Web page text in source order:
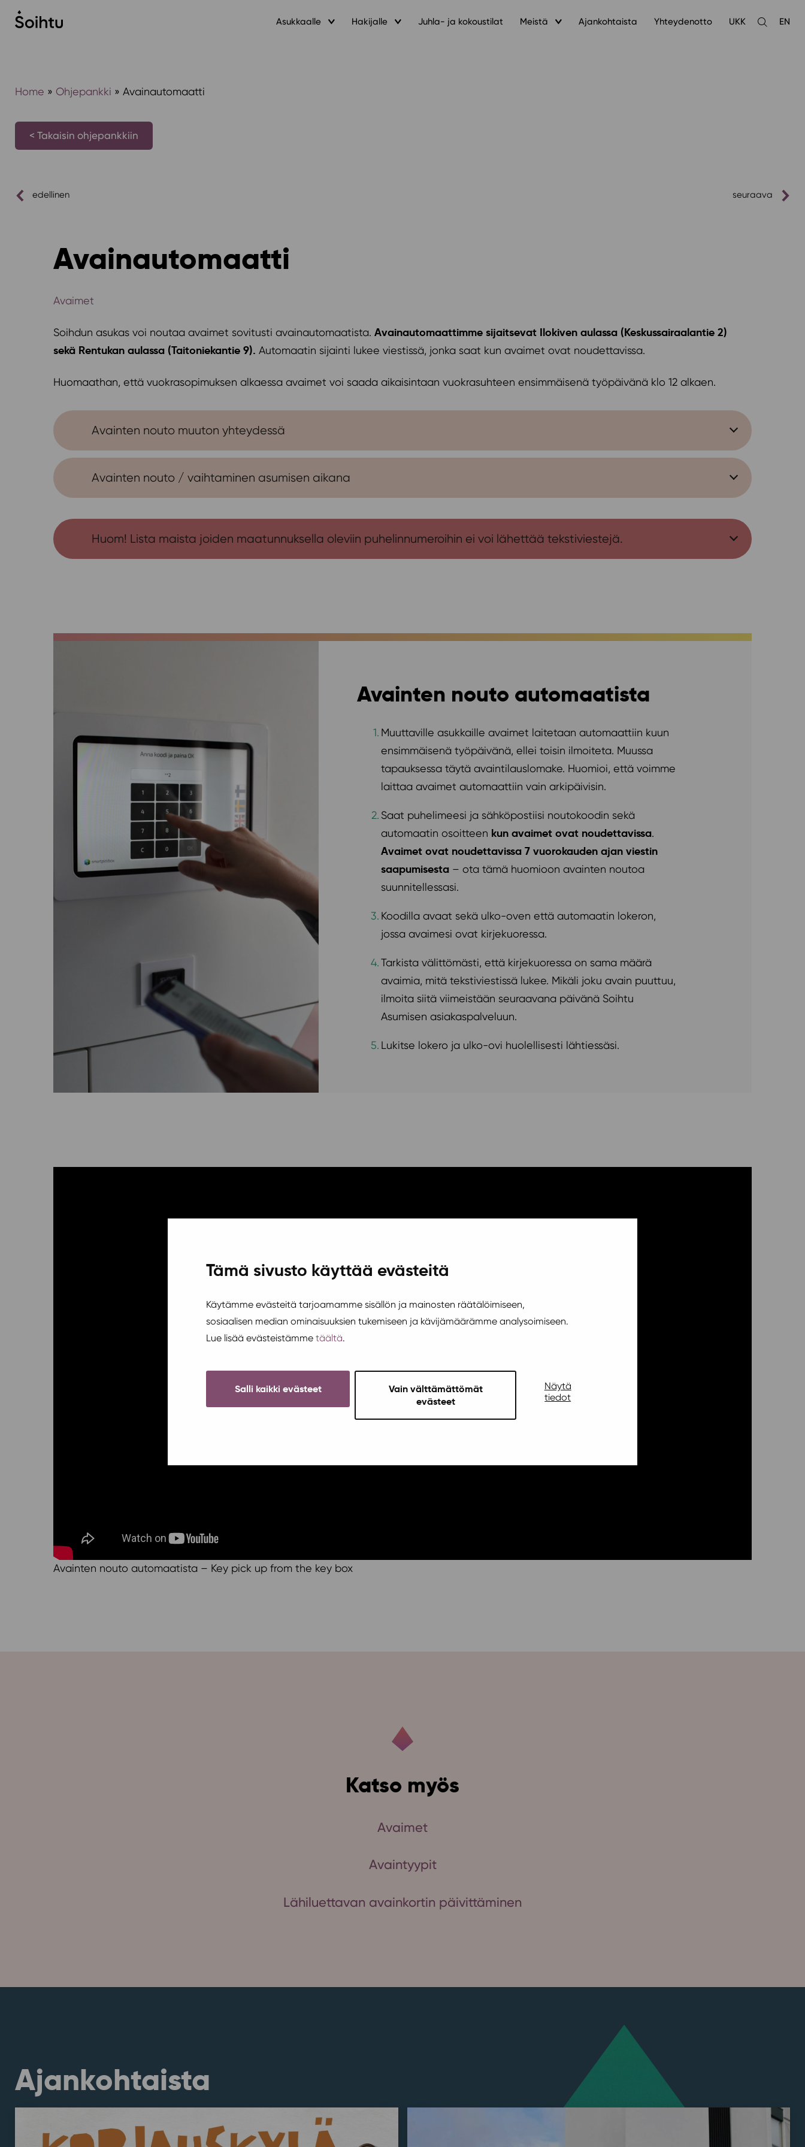
Tämä sivusto käyttää evästeitä
Käytämme evästeitä tarjoamamme sisällön ja mainosten räätälöimiseen,
sosiaalisen median ominaisuuksien tukemiseen ja kävijämäärämme analysoimiseen.
Lue lisää evästeistämme täältä.
Salli kaikki evästeet
Vain välttämättömät
evästeet
Näytä
tiedot
Siirry
sisältöön
Asukkaalle Hakijalle Juhla- ja kokoustilat Meistä Ajankohtaista Yhteydenotto UKK
Avaa
EN
Home » Ohjepankki » Avainautomaatti
< Takaisin ohjepankkiin
edellinen seuraava
Avainautomaatti
Avaimet
Soihdun asukas voi noutaa avaimet sovitusti avainautomaatista. Avainautomaattimme sijaitsevat Ilokiven aulassa (Keskussairaalantie 2)
sekä Rentukan aulassa (Taitoniekantie 9). Automaatin sijainti lukee viestissä, jonka saat kun avaimet ovat noudettavissa.
Huomaathan, että vuokrasopimuksen alkaessa avaimet voi saada aikaisintaan vuokrasuhteen ensimmäisenä työpäivänä klo 12 alkaen.
Avainten nouto muuton yhteydessä
Avainten nouto / vaihtaminen asumisen aikana
Huom! Lista maista joiden maatunnuksella oleviin puhelinnumeroihin ei voi lähettää tekstiviestejä.
Avainten nouto automaatista
Muuttaville asukkaille avaimet laitetaan automaattiin kuun
ensimmäisenä työpäivänä, ellei toisin ilmoiteta. Muussa
tapauksessa täytä avaintilauslomake. Huomioi, että voimme
laittaa avaimet automaattiin vain arkipäivisin.
Saat puhelimeesi ja sähköpostiisi noutokoodin sekä
automaatin osoitteen kun avaimet ovat noudettavissa.
Avaimet ovat noudettavissa 7 vuorokauden ajan viestin
saapumisesta – ota tämä huomioon avainten noutoa
suunnitellessasi.
Koodilla avaat sekä ulko-oven että automaatin lokeron,
jossa avaimesi ovat kirjekuoressa.
Tarkista välittömästi, että kirjekuoressa on sama määrä
avaimia, mitä tekstiviestissä lukee. Mikäli joku avain puuttuu,
ilmoita siitä viimeistään seuraavana päivänä Soihtu
Asumisen asiakaspalveluun.
Lukitse lokero ja ulko-ovi huolellisesti lähtiessäsi.
Avainten nouto automaatista – Key pick up from the key box
Katso myös
Avaimet
Avaintyypit
Lähiluettavan avainkortin päivittäminen
Ajankohtaista